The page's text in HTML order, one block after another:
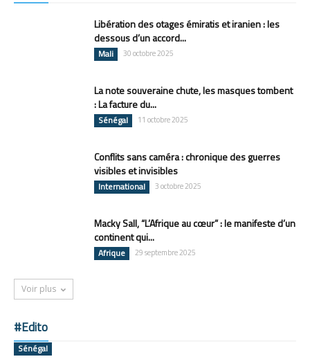
Libération des otages émiratis et iranien : les
dessous d’un accord...
Mali 30 octobre 2025
La note souveraine chute, les masques tombent
: La facture du...
Sénégal 11 octobre 2025
Conflits sans caméra : chronique des guerres
visibles et invisibles
International 3 octobre 2025
Macky Sall, “L’Afrique au cœur” : le manifeste d’un
continent qui...
Afrique 29 septembre 2025
Voir plus
#Edito
Sénégal